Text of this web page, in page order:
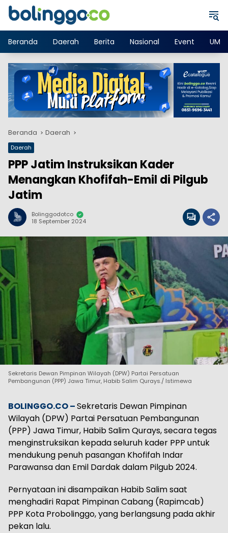
Langsung
Beranda
Daerah Berita Nasional Event
Beranda Daerah
Daerah
PPP Jatim Instruksikan Kader
Menangkan Khofifah-Emil di Pilgub
Jatim
Bolinggodotco
18 September 2024
Sekretaris Dewan Pimpinan Wilayah (DPW) Partai Persatuan
Pembangunan (PPP) Jawa Timur, Habib Salim Qurays./ Istimewa
BOLINGGO.CO –Sekretaris Dewan Pimpinan
Wilayah (DPW) Partai Persatuan Pembangunan
(PPP) Jawa Timur, Habib Salim Qurays, secara tegas
menginstruksikan kepada seluruh kader PPP untuk
mendukung penuh pasangan Khofifah Indar
Parawansa dan Emil Dardak dalam Pilgub 2024.
Pernyataan ini disampaikan Habib Salim saat
menghadiri Rapat Pimpinan Cabang (Rapimcab)
PPP Kota Probolinggo, yang berlangsung pada akhir
pekan lalu.